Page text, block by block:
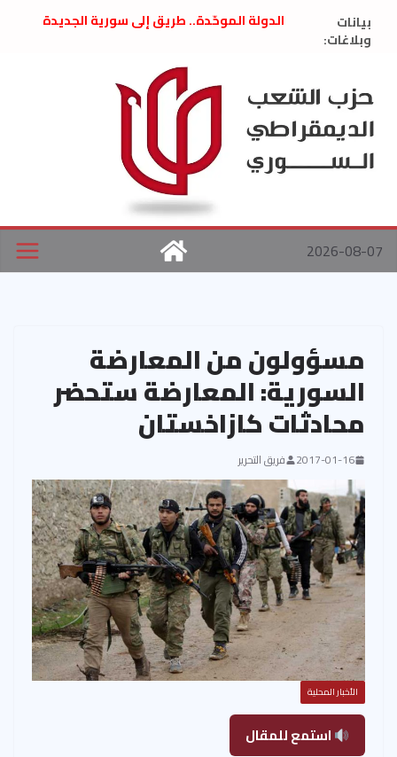
بيانات
وبلاغات:
الدولة الموحّدة.. طريق إلى سورية الجديدة
العام السابق لحزب الاتحاد الاشتراكي العربي
الديمقراطي
بلاغ صادر عن اجتماع اللجنة المركزية نيسان
2026
الحرب الأمريكية الإسرائيلية على نظام الملالي
في إيران .. بيان من حزب الشعب الديمقراطي
السوري
2026-08-07
مسؤولون من المعارضة
السورية: المعارضة ستحضر
محادثات كازاخستان
2017-01-16 فريق التحرير
الأخبار المحلية
استمع للمقال